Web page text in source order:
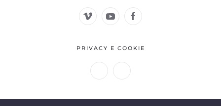
PRIVACY E COOKIE